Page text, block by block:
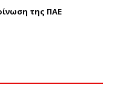
της ΠΑΕ